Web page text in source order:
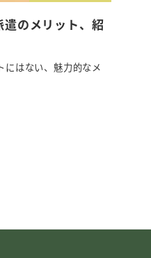
のメリット、紹
にはない、魅力的なメ